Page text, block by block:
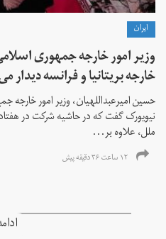
ايران
وزیر امور خارجه جمهوری
خارجه بریتانیا و فرانسه دیدار
حسین امیرعبداللهیان، وزیر امور خارجه
نیویورک گفت که در حاشیه شرکت در
ملل، علاوه بر...
۱۲ ساعت ۳۶ دقیقه پیش